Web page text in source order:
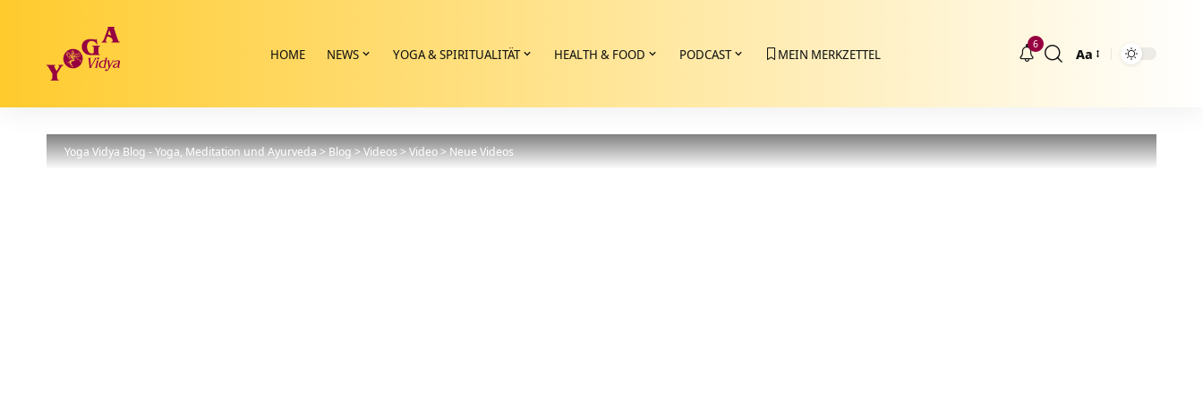
HOME NEWS YOGA & SPIRITUALITÄT HEALTH & FOOD PODCAST MEIN MERKZETTEL
6
Größenänderung
Aa
Yoga Vidya Blog - Yoga, Meditation und Ayurveda>Blog>Videos>Video>Neue Videos